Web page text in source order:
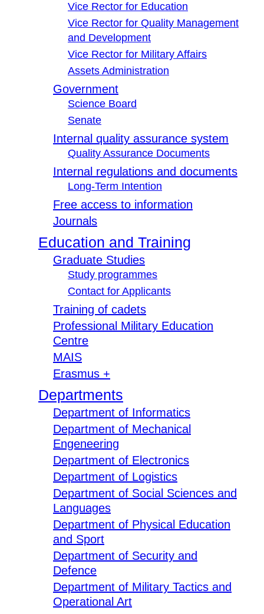
Vice Rector for Education
Vice Rector for Quality Management
and Development
Vice Rector for Military Affairs
Assets Administration
Government
Science Board
Senate
Internal quality assurance system
Quality Assurance Documents
Internal regulations and documents
Long-Term Intention
Free access to information
Journals
Education and Training
Graduate Studies
Study programmes
Contact for Applicants
Training of cadets
Professional Military Education
Centre
MAIS
Erasmus +
Departments
Department of Informatics
Department of Mechanical
Engeneering
Department of Electronics
Department of Logistics
Department of Social Sciences and
Languages
Department of Physical Education
and Sport
Department of Security and
Defence
Department of Military Tactics and
Operational Art